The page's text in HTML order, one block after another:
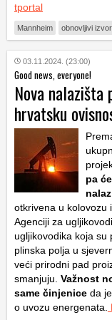
tportal
Mannheim obnovljivi
03.11.2024. (23:00)
Good news, everyone!
Nova
hrvatsku
pa
otkrivena u kolovozu
Agenciji za
ugljikovodika koja su
plinska polja u
veći prirodni pad
smanjuju. Važnost
same činjenice da
o uvozu energenata.